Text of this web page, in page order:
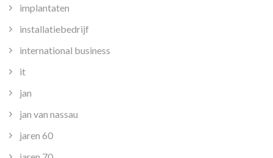
implantaten
installatiebedrijf
international business
it
jan
jan van nassau
jaren 60